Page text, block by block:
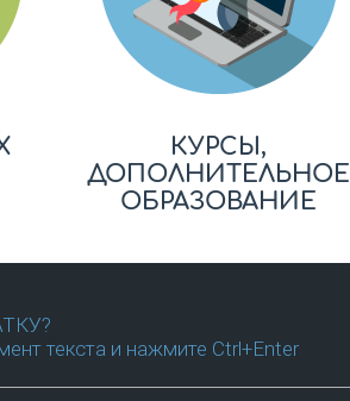
КУРСЫ,
ДОПОЛНИТЕЛЬНОЕ
ОБРАЗОВАНИЕ
текста и нажмите Ctrl+Enter